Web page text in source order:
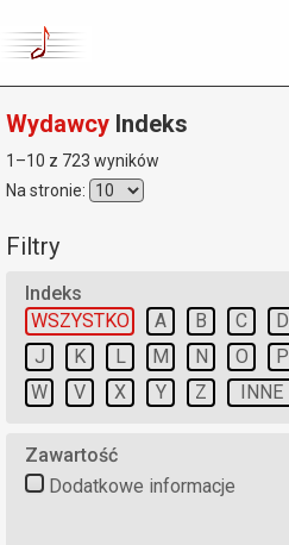
Wydawcy Indeks
1–10 z 723 wyników
Na stronie:
Filtry
Indeks
WSZYSTKO
A B C D
J
K L M N O P
W
V X Y Z INNE
Zawartość
Dodatkowe informacje